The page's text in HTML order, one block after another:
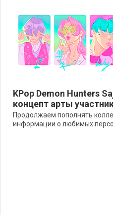
KPop Demon Hunters
концепт арты
Продолжаем пополнять
информации о любимых